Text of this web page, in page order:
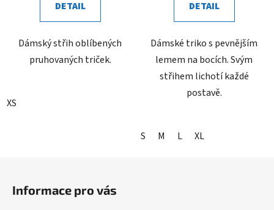
DETAIL
Dámský střih oblíbených
pruhovaných triček.
XS
DETAIL
Dámské triko s pevnějším
lemem na bocích. Svým
střihem lichotí každé
postavě.
S M L XL
Informace pro vás